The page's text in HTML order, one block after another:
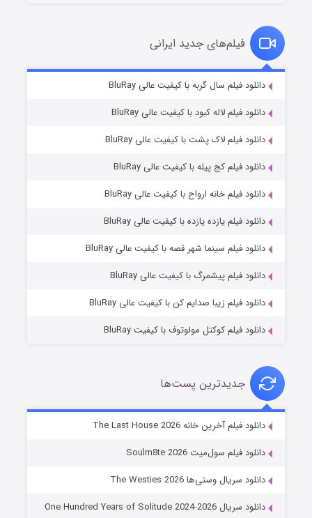
قسمت7 (زیرنویس) منتشر شد
خاندان اژدها فصل ۳
فیلم‌های جدید ایرانی
دانلود فیلم سال گربه با کیفیت عالی BluRay
دانلود فیلم لاله کبود با کیفیت عالی BluRay
دانلود فیلم لاک پشت با کیفیت عالی BluRay
دانلود فیلم کج‌ پیله با کیفیت عالی BluRay
دانلود فیلم خانه ارواح با کیفیت عالی BluRay
دانلود فیلم یازده یازده با کیفیت عالی BluRay
دانلود فیلم سینما شهر قصه با کیفیت عالی BluRay
دانلود فیلم پیشمرگ با کیفیت عالی BluRay
دانلود فیلم زیبا صدایم کن با کیفیت عالی BluRay
دانلود فیلم کوکتل مولوتوف با کیفیت BluRay
جدیدترین پست‌ها
دانلود فیلم آخرین خانه The Last House 2026
دانلود فیلم سول‌میت Soulm8te 2026
دانلود سریال وستی‌ها The Westies 2026
دانلود سریال One Hundred Years of Solitude 2024-2026